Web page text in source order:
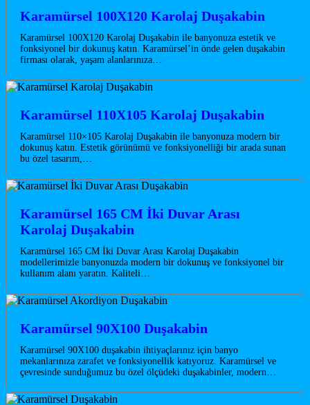
Karamürsel 100X120 Karolaj Duşakabin
Karamürsel 100X120 Karolaj Duşakabin ile banyonuza estetik ve
fonksiyonel bir dokunuş katın. Karamürsel’in önde gelen duşakabin
firması olarak, yaşam alanlarınıza…
Karamürsel 110X105 Karolaj Duşakabin
Karamürsel 110×105 Karolaj Duşakabin ile banyonuza modern bir
dokunuş katın. Estetik görünümü ve fonksiyonelliği bir arada sunan
bu özel tasarım,…
Karamürsel 165 CM İki Duvar Arası
Karolaj Duşakabin
Karamürsel 165 CM İki Duvar Arası Karolaj Duşakabin
modellerimizle banyonuzda modern bir dokunuş ve fonksiyonel bir
kullanım alanı yaratın. Kaliteli…
Karamürsel 90X100 Duşakabin
Karamürsel 90X100 duşakabin ihtiyaçlarınız için banyo
mekanlarınıza zarafet ve fonksiyonellik katıyoruz. Karamürsel ve
çevresinde sunduğumuz bu özel ölçüdeki duşakabinler, modern…